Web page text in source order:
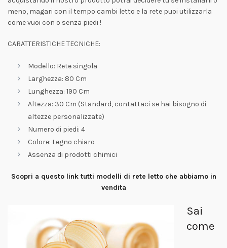
meno, magari con il tempo cambi letto e la rete puoi utilizzarla
come vuoi con o senza piedi !
CARATTERISTICHE TECNICHE:
Modello: Rete singola
Larghezza: 80 Cm
Lunghezza: 190 Cm
Altezza: 30 Cm (Standard, contattaci se hai bisogno di
altezze personalizzate)
Numero di piedi: 4
Colore: Legno chiaro
Assenza di prodotti chimici
Scopri a questo link tutti modelli di rete letto che abbiamo in
vendita
Sai
come